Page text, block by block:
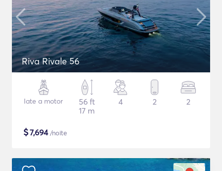
Riva Rivale 56
Iate a motor
56 ft
17 m
4 2 2
$7,694/noite